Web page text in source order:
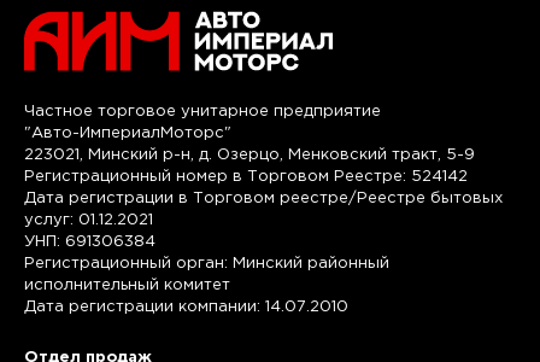
Частное торговое унитарное предприятие
"Авто-ИмпериалМоторс"
223021, Минский р-н, д. Озерцо, Менковский тракт, 5-9
Регистрационный номер в Торговом Реестре: 524142
Дата регистрации в Торговом реестре/Реестре бытовых
услуг: 01.12.2021
УНП: 691306384
Регистрационный орган: Минский районный
исполнительный комитет
Дата регистрации компании: 14.07.2010
Отдел продаж